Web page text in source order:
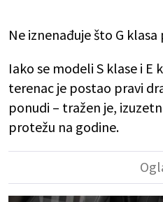
Ne iznenađuje što G
Iako se modeli S klase i E
terenac je postao pravi
ponudi – tražen je,
protežu na godine.